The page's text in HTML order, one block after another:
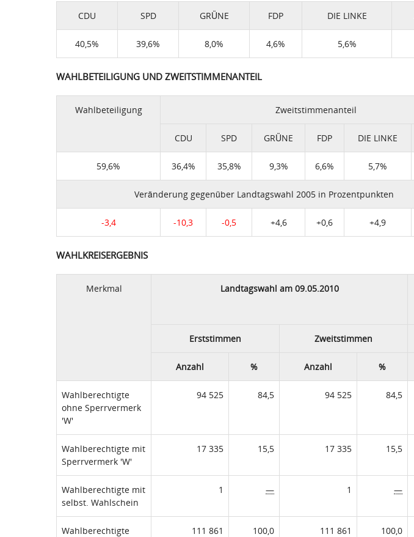
CDU SPD GRÜNE FDP DIE LINKE
40,5% 39,6% 8,0% 4,6% 5,6%
WAHLBETEILIGUNG UND ZWEITSTIMMENANTEIL
Wahlbeteiligung Zweitstimmenanteil
CDU SPD GRÜNE FDP DIE LINKE
59,6% 36,4% 35,8% 9,3% 6,6% 5,7%
Veränderung gegenüber Landtagswahl 2005 in Prozentpunkten
-3,4 -10,3 -0,5 +4,6 +0,6 +4,9
WAHLKREISERGEBNIS
Merkmal Landtagswahl am 09.05.2010
Erststimmen Zweitstimmen
Anzahl % Anzahl %
Wahlberechtigte
ohne Sperrvermerk
'W'
94 525 84,5 94 525 84,5
Wahlberechtigte mit
Sperrvermerk 'W'
17 335 15,5 17 335 15,5
Wahlberechtigte mit
selbst. Wahlschein
1 — 1 —
Wahlberechtigte
111 861 100,0 111 861 100,0